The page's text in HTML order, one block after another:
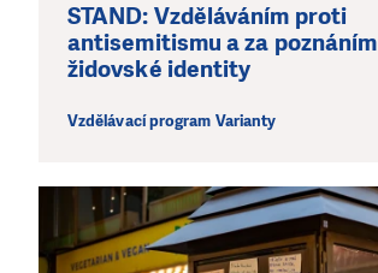
STAND: Vzděláváním proti
antisemitismu a za poznáním
židovské identity
Vzdělávací program Varianty